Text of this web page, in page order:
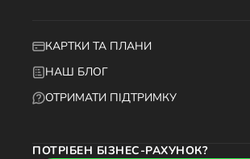
КАРТКИ ТА ПЛАНИ
НАШ БЛОГ
ОТРИМАТИ ПІДТРИМКУ
ПОТРІБЕН БІЗНЕС-РАХУНОК?